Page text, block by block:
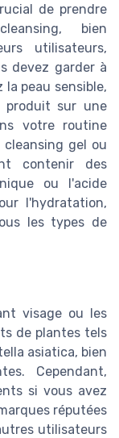
de prendre
bien
utilisateurs,
devez garder à
la peau sensible,
produit sur une
votre routine
gel ou
contenir des
ou l'acide
l'hydratation,
les types de
visage ou les
de plantes tels
asiatica, bien
Cependant,
si vous avez
réputées
utilisateurs